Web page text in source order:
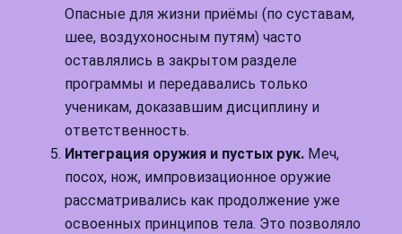
Опасные для жизни приёмы (по суставам,
шее, воздухоносным путям) часто
оставлялись в закрытом разделе
программы и передавались только
ученикам, доказавшим дисциплину и
ответственность.
Интеграция оружия и пустых рук. Меч,
посох, нож, импровизационное оружие
рассматривались как продолжение уже
освоенных принципов тела. Это позволяло